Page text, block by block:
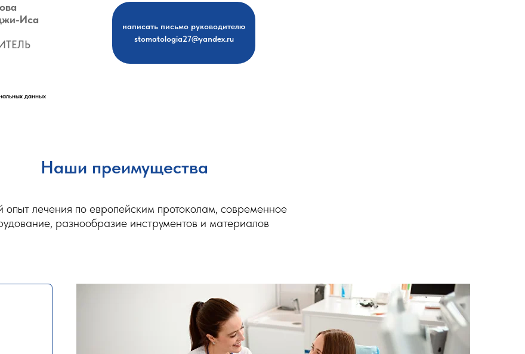
Иса
данных
написать письмо руководителю
stomatologia27@yandex.ru
Наши преимущества
опыт лечения по европейским протоколам, современное
разнообразие инструментов и материалов